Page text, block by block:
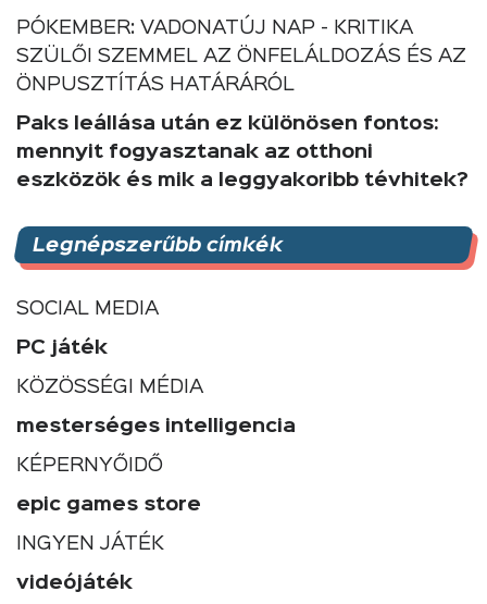
PÓKEMBER: VADONATÚJ NAP - KRITIKA
SZÜLŐI SZEMMEL AZ ÖNFELÁLDOZÁS ÉS AZ
ÖNPUSZTÍTÁS HATÁRÁRÓL
Paks leállása után ez különösen fontos:
mennyit fogyasztanak az otthoni
eszközök és mik a leggyakoribb tévhitek?
Legnépszerűbb címkék
SOCIAL MEDIA
PC játék
KÖZÖSSÉGI MÉDIA
mesterséges intelligencia
KÉPERNYŐIDŐ
epic games store
INGYEN JÁTÉK
videójáték